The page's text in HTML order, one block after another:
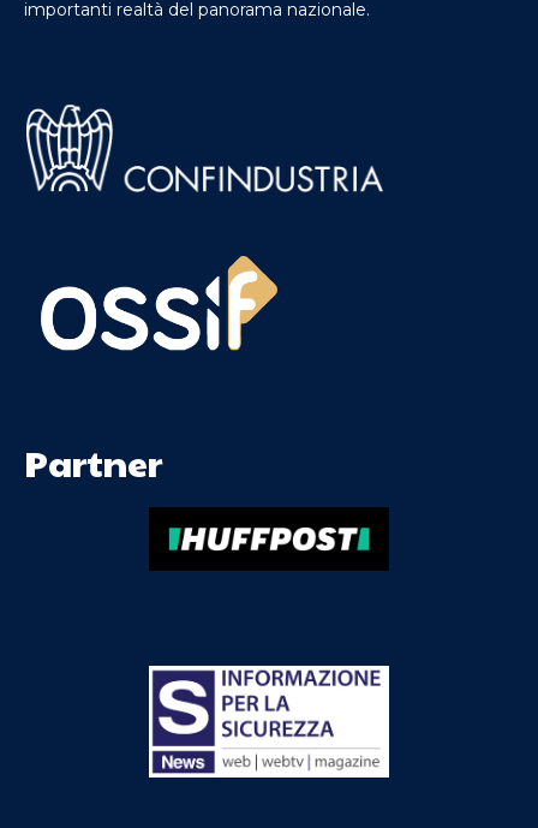
importanti realtà del panorama nazionale.
Partner